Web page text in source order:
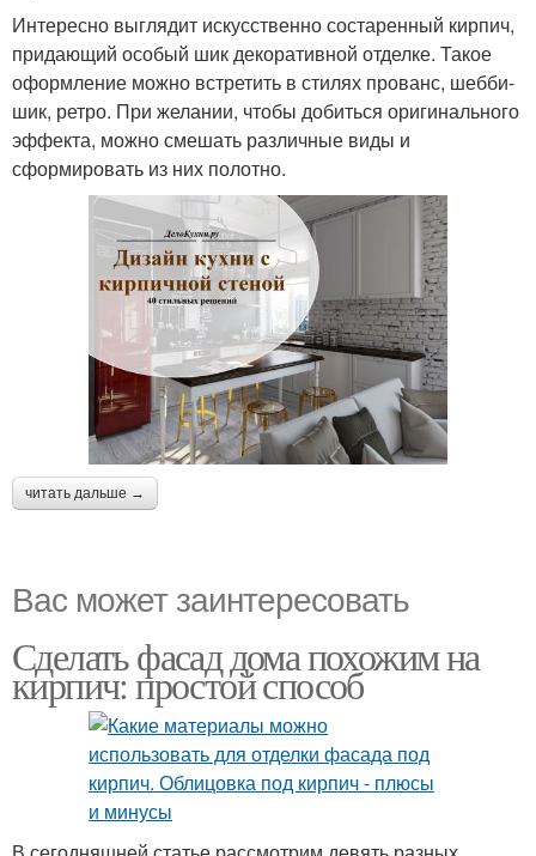
Интересно выглядит искусственно состаренный кирпич,
придающий особый шик декоративной отделке. Такое
оформление можно встретить в стилях прованс, шебби-
шик, ретро. При желании, чтобы добиться оригинального
эффекта, можно смешать различные виды и
сформировать из них полотно.
читать дальше →
Вас может заинтересовать
Сделать фасад дома похожим на
кирпич: простой способ